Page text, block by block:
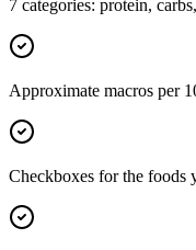
7 categories: protein,
Approximate macros per
Checkboxes for the foods